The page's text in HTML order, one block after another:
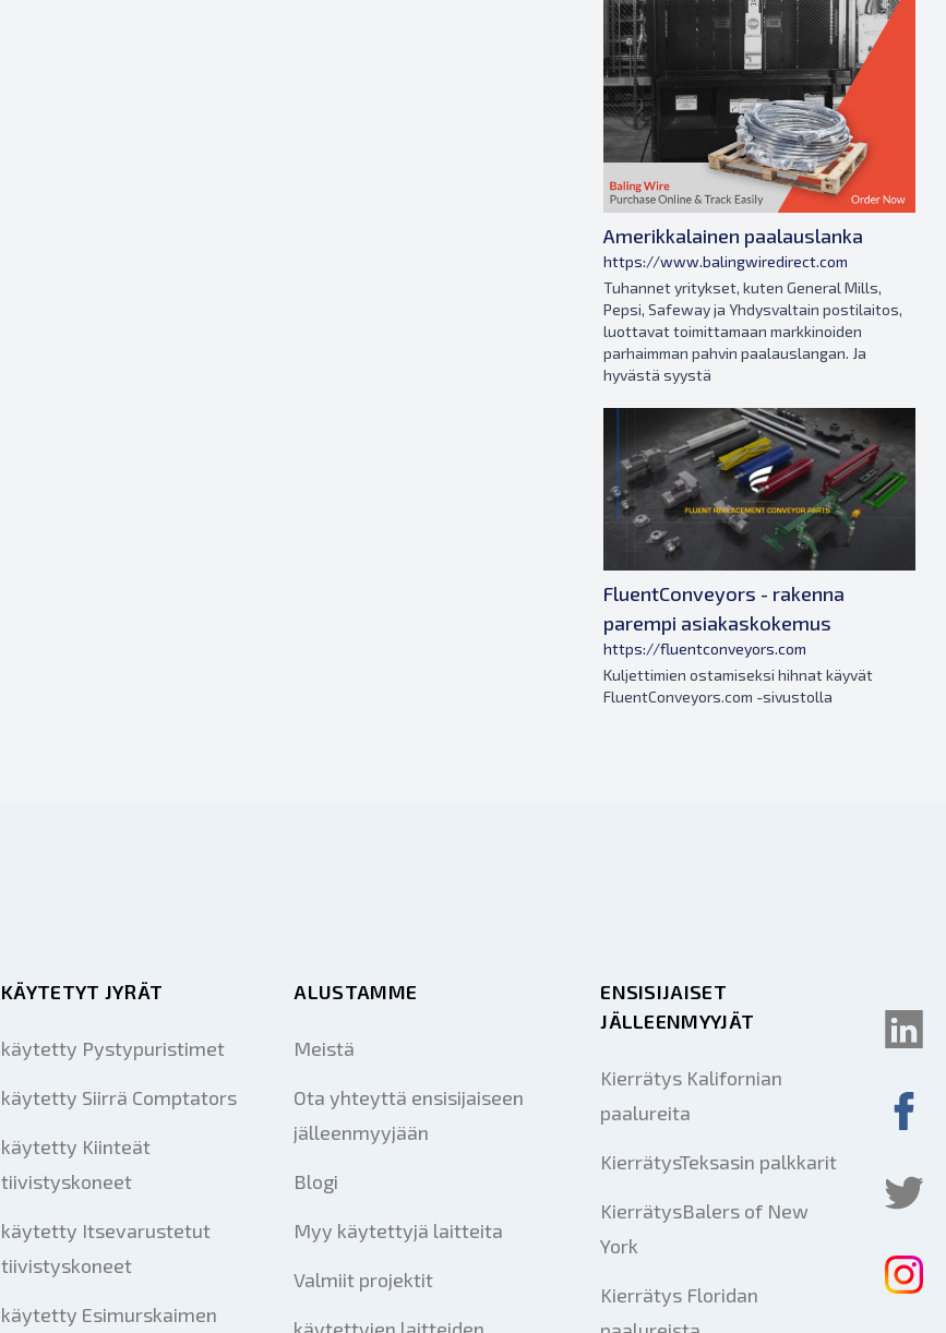
Amerikkalainen paalauslanka
https://www.balingwiredirect.com
Tuhannet yritykset, kuten General Mills,
Pepsi, Safeway ja Yhdysvaltain postilaitos,
luottavat toimittamaan markkinoiden
parhaimman pahvin paalauslangan. Ja
hyvästä syystä
FluentConveyors - rakenna
parempi asiakaskokemus
https://fluentconveyors.com
Kuljettimien ostamiseksi hihnat käyvät
FluentConveyors.com -sivustolla
KÄYTETYT JYRÄT
käytetty Pystypuristimet
käytetty Siirrä Comptators
käytetty Kiinteät
tiivistyskoneet
käytetty Itsevarustetut
tiivistyskoneet
käytetty Esimurskaimen
ALUSTAMME
Meistä
Ota yhteyttä ensisijaiseen
jälleenmyyjään
Blogi
Myy käytettyjä laitteita
Valmiit projektit
ENSISIJAISET
JÄLLEENMYYJÄT
Kierrätys Kalifornian
paalureita
KierrätysTeksasin palkkarit
KierrätysBalers of New
York
Kierrätys Floridan